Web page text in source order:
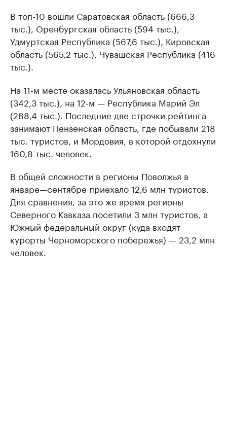
В топ-10 вошли Саратовская область (666,3
тыс.), Оренбургская область (594 тыс.),
Удмуртская Республика (567,6 тыс.), Кировская
область (565,2 тыс.), Чувашская Республика (416
тыс.).
На 11-м месте оказалась Ульяновская область
(342,3 тыс.), на 12-м — Республика Марий Эл
(288,4 тыс.). Последние две строчки рейтинга
занимают Пензенская область, где побывали 218
тыс. туристов, и Мордовия, в которой отдохнули
160,8 тыс. человек.
В общей сложности в регионы Поволжья в
январе—сентябре приехало 12,6 млн туристов.
Для сравнения, за это же время регионы
Северного Кавказа посетили 3 млн туристов, а
Южный федеральный округ (куда входят
курорты Черноморского побережья) — 23,2 млн
человек.